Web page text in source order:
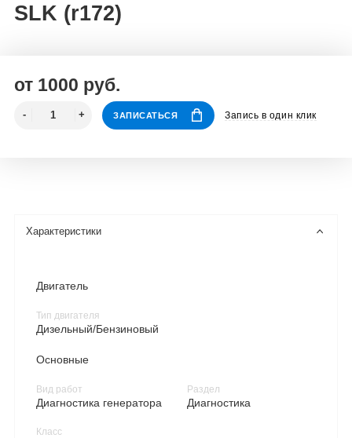
SLK (r172)
от 1000 руб.
ЗАПИСАТЬСЯ Запись в один клик
Характеристики
Двигатель
Тип двигателя
Дизельный/Бензиновый
Основные
Вид работ
Диагностика генератора
Класс
Раздел
Диагностика